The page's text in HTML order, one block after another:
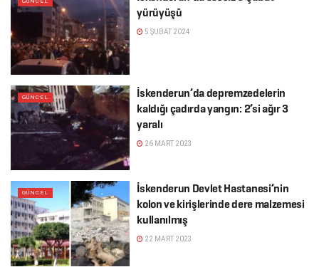
yürüyüşü
5 ŞUBAT 2024
GÜNCEL
İskenderun’da depremzedelerin
kaldığı çadırda yangın: 2’si ağır 3
yaralı
26 MART 2023
GÜNCEL
İskenderun Devlet Hastanesi’nin
kolon ve kirişlerinde dere malzemesi
kullanılmış
22 MART 2023